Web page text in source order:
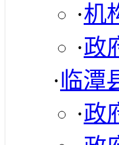
·机
·政
·临潭
·政